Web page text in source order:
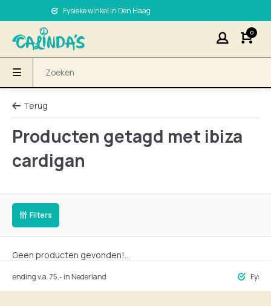
Fysieke winkel in Den Haag
0
Terug
Producten getagd met ibiza
cardigan
Filters
Geen producten gevonden!...
v.a. 75,- in Nederland Fysieke